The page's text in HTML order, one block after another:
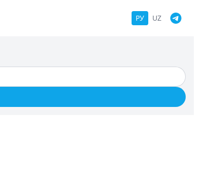
РУ UZ